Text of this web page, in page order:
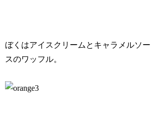
ぼくはアイスクリームとキャラメルソー
スのワッフル。